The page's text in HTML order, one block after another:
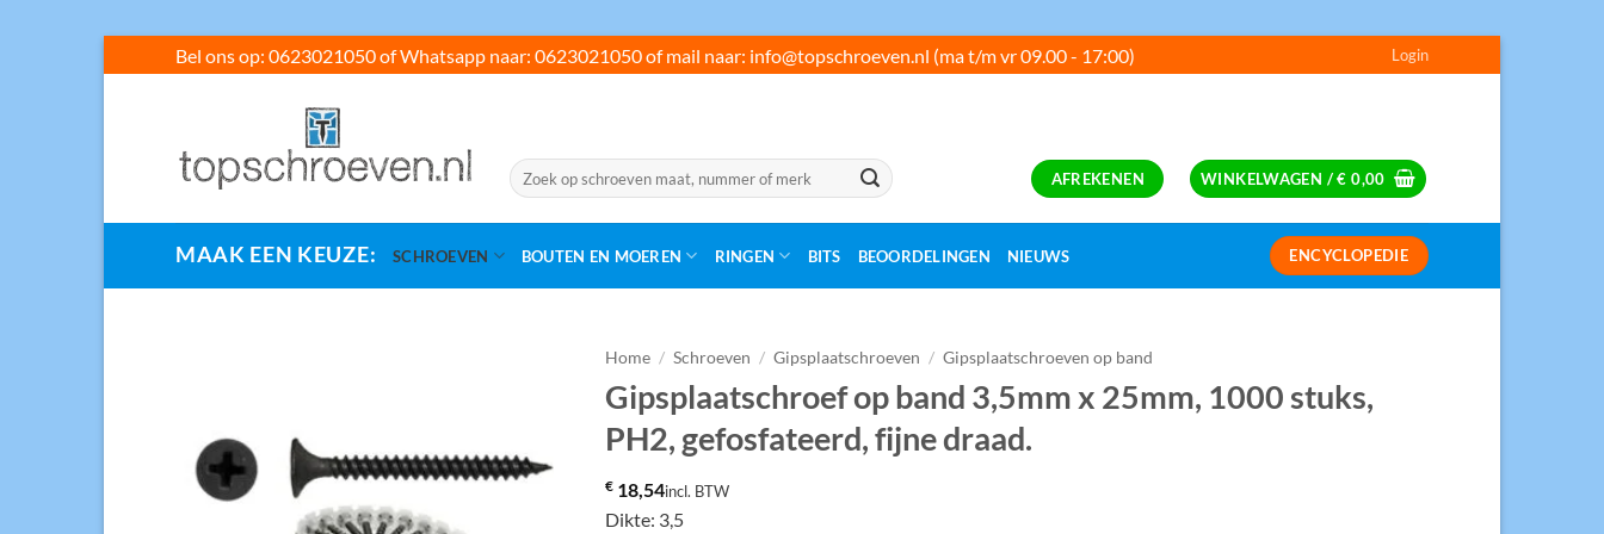
naar
Bel ons op: 0623021050 of Whatsapp naar: 0623021050 of mail naar: info@topschroeven.nl (ma t/m vr 09.00 - 17:00) Login
Zoeken
naar:
AFREKENEN WINKELWAGEN /€ 0,00
MAAK EEN KEUZE: SCHROEVEN BOUTEN EN MOEREN RINGEN BITS BEOORDELINGEN NIEUWS ENCYCLOPEDIE
Home / Schroeven / Gipsplaatschroeven / Gipsplaatschroeven op band
Gipsplaatschroef op band 3,5mm x 25mm, 1000 stuks,
PH2, gefosfateerd, fijne draad.
€ 18,54incl. BTW
Dikte: 3,5